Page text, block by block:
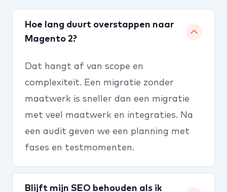
Hoe lang duurt overstappen naar
Magento 2?
Dat hangt af van scope en
complexiteit. Een migratie zonder
maatwerk is sneller dan een migratie
met veel maatwerk en integraties. Na
een audit geven we een planning met
fases en testmomenten.
Blijft mijn SEO behouden als ik